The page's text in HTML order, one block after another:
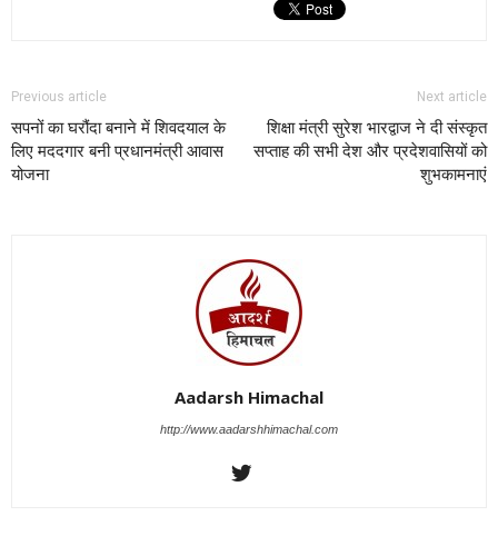
Previous article
सपनों का घरौंदा बनाने में शिवदयाल के
लिए मददगार बनी प्रधानमंत्री आवास
योजना
Next article
शिक्षा मंत्री सुरेश भारद्वाज ने दी संस्कृत
सप्ताह की सभी देश और प्रदेशवासियों को
शुभकामनाएं
Aadarsh Himachal
http://www.aadarshhimachal.com